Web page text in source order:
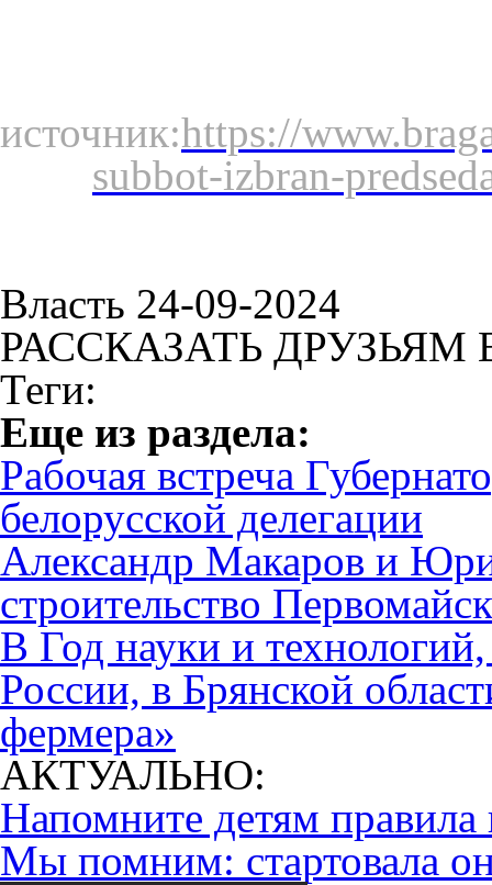
источник:https://
subbot-izbran-
Власть 24-09-2024
РАССКАЗАТЬ ДРУЗЬЯМ
Теги:
Eще из раздела:
Рабочая встреча
белорусской делегации
Александр Макаров и
строительство
В Год науки и
России, в Брянской
фермера»
АКТУАЛЬНО:
Напомните детям правила
Мы помним: стартовала